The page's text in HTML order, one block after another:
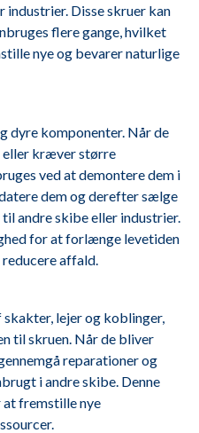
4B3 9G2
YSE8G
YSB8G
industrier. Disse skruer kan
flere gange, hvilket
nye og bevarer naturlige
dyre komponenter. Når de
eller kræver større
ved at demontere dem i
dem og derefter sælge
andre skibe eller industrier.
for at forlænge levetiden
affald.
lejer og koblinger,
til skruen. Når de bliver
reparationer og
i andre skibe. Denne
fremstille nye